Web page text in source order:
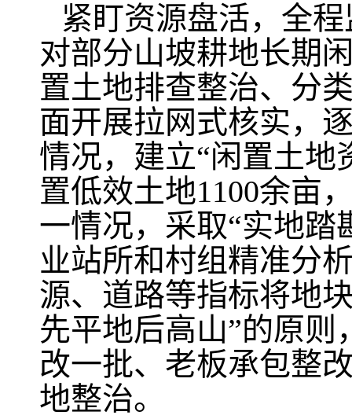
紧盯资源盘活，全
对部分山坡耕地长期
置土地排查整治、分
面开展拉网式核实，
情况，建立“闲置土地
置低效土地1100余亩
一情况，采取“实地踏
业站所和村组精准分
源、道路等指标将地
先平地后高山”的原
改一批、老板承包整
地整治。